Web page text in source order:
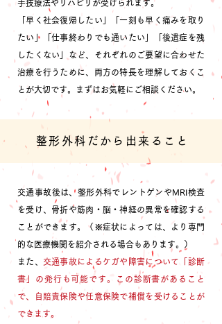
手技療法やリハビリが受けられます。
「早く社会復帰したい」「一刻も早く痛みを取り
たい」「仕事終わりでも通いたい」「後遺症を残
したくない」など、それぞれのご要望に合わせた
治療を行うために、両方の特長を理解しておくこ
とが大切です。 まずはお気軽にご相談ください。
整形外科だから出来ること
交通事故後は、整形外科でレントゲンやMRI検査
を受け、骨折や筋肉・脳・神経の異常を確認する
ことができます。（※症状によっては、より専門
的な医療機関を紹介される場合もあります。）
また、 交通事故によるケガや障害について「診断
書」の発行も可能です。この診断書があること
で、自賠責保険や任意保険で補償を受けることが
できます。